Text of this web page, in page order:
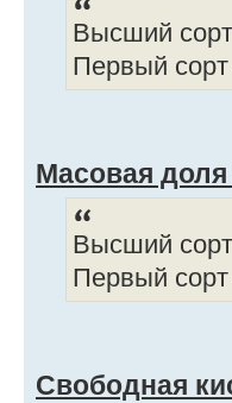
Высший
Первый
Масовая
Высший
Первый
Свободная